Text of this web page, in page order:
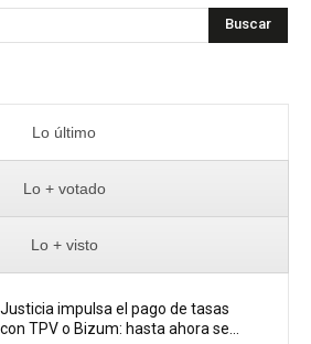
Buscar
Lo último
Lo + votado
Lo + visto
Justicia impulsa el pago de tasas
con TPV o Bizum: hasta ahora se...